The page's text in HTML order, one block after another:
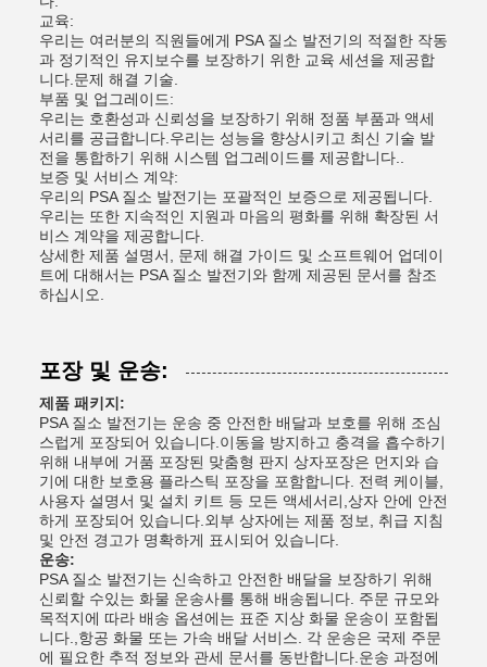
교육:
우리는 여러분의 직원들에게 PSA 질소 발전기의 적절한 작동
과 정기적인 유지보수를 보장하기 위한 교육 세션을 제공합
니다.문제 해결 기술.
부품 및 업그레이드:
우리는 호환성과 신뢰성을 보장하기 위해 정품 부품과 액세
서리를 공급합니다.우리는 성능을 향상시키고 최신 기술 발
전을 통합하기 위해 시스템 업그레이드를 제공합니다..
보증 및 서비스 계약:
우리의 PSA 질소 발전기는 포괄적인 보증으로 제공됩니다.
우리는 또한 지속적인 지원과 마음의 평화를 위해 확장된 서
비스 계약을 제공합니다.
상세한 제품 설명서, 문제 해결 가이드 및 소프트웨어 업데이
트에 대해서는 PSA 질소 발전기와 함께 제공된 문서를 참조
하십시오.
포장 및 운송:
제품 패키지:
PSA 질소 발전기는 운송 중 안전한 배달과 보호를 위해 조심
스럽게 포장되어 있습니다.이동을 방지하고 충격을 흡수하기
위해 내부에 거품 포장된 맞춤형 판지 상자포장은 먼지와 습
기에 대한 보호용 플라스틱 포장을 포함합니다. 전력 케이블,
사용자 설명서 및 설치 키트 등 모든 액세서리,상자 안에 안전
하게 포장되어 있습니다.외부 상자에는 제품 정보, 취급 지침
및 안전 경고가 명확하게 표시되어 있습니다.
운송:
PSA 질소 발전기는 신속하고 안전한 배달을 보장하기 위해
신뢰할 수있는 화물 운송사를 통해 배송됩니다. 주문 규모와
목적지에 따라 배송 옵션에는 표준 지상 화물 운송이 포함됩
니다.,항공 화물 또는 가속 배달 서비스. 각 운송은 국제 주문
에 필요한 추적 정보와 관세 문서를 동반합니다.운송 과정에